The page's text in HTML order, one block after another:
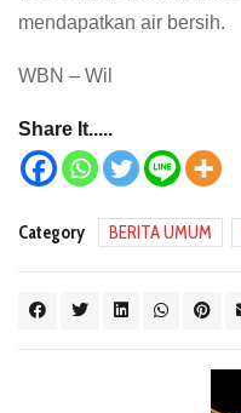
mendapatkan air bersih.
WBN – Wil
Share It.....
Category BERITA UMUM